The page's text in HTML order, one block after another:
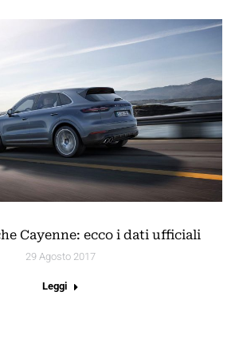
Cayenne: ecco i dati ufficiali
29 Agosto 2017
Leggi